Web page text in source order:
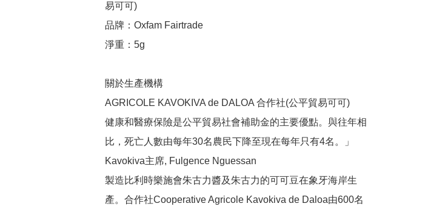
易可可)
品牌：Oxfam Fairtrade
淨重：5g
關於生產機構
AGRICOLE KAVOKIVA de DALOA 合作社(公平貿易可可)
健康和醫療保險是公平貿易社會補助金的主要優點。與往年相
比，死亡人數由每年30名農民下降至現在每年只有4名。」
Kavokiva主席, Fulgence Nguessan
製造比利時樂施會朱古力醬及朱古力的可可豆在象牙海岸生
產。合作社Cooperative Agricole Kavokiva de Daloa由600名